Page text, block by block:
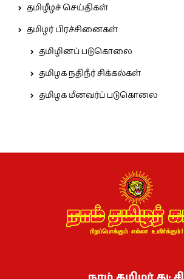
தமிழீழச் செய்திகள்
தமிழர் பிரச்சினைகள்
தமிழினப் படுகொலை
தமிழக நதிநீர் சிக்கல்கள்
தமிழக மீனவர்ப் படுகொலை